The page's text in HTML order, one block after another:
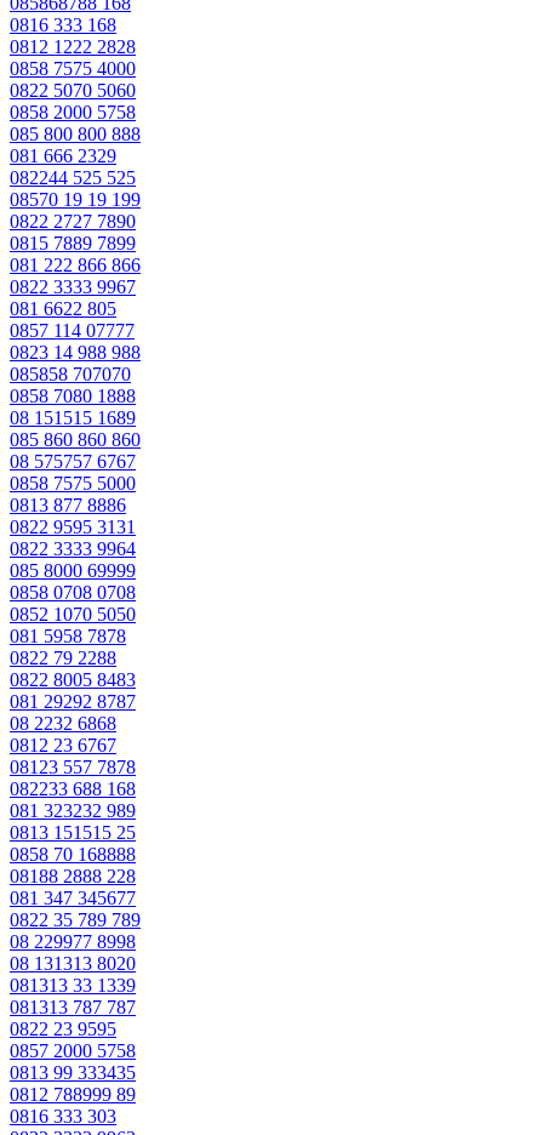
0816 333 168
0812 1222 2828
0858 7575 4000
0822 5070 5060
0858 2000 5758
085 800 800 888
081 666 2329
082244 525 525
08570 19 19 199
0822 2727 7890
0815 7889 7899
081 222 866 866
0822 3333 9967
081 6622 805
0857 114 07777
0823 14 988 988
085858 707070
0858 7080 1888
08 151515 1689
085 860 860 860
08 575757 6767
0858 7575 5000
0813 877 8886
0822 9595 3131
0822 3333 9964
085 8000 69999
0858 0708 0708
0852 1070 5050
081 5958 7878
0822 79 2288
0822 8005 8483
081 29292 8787
08 2232 6868
0812 23 6767
08123 557 7878
082233 688 168
081 323232 989
0813 151515 25
0858 70 168888
08188 2888 228
081 347 345677
0822 35 789 789
08 229977 8998
08 131313 8020
081313 33 1339
081313 787 787
0822 23 9595
0857 2000 5758
0813 99 333435
0812 788999 89
0816 333 303